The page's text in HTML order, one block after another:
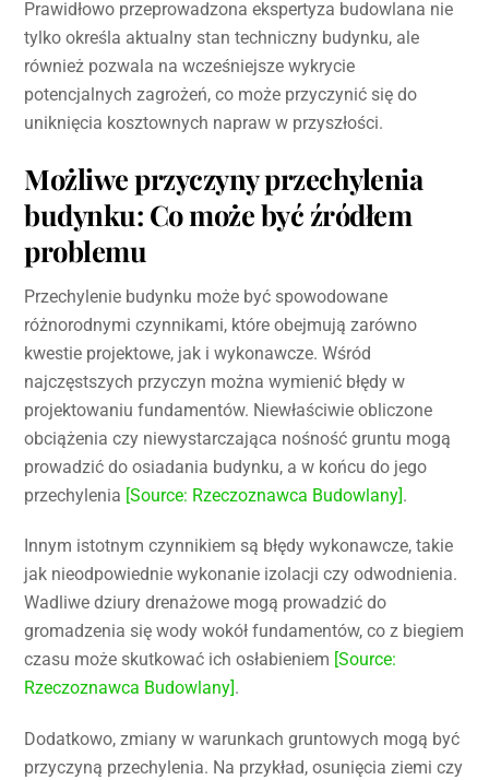
Prawidłowo przeprowadzona ekspertyza budowlana nie
tylko określa aktualny stan techniczny budynku, ale
również pozwala na wcześniejsze wykrycie
potencjalnych zagrożeń, co może przyczynić się do
uniknięcia kosztownych napraw w przyszłości.
Możliwe przyczyny przechylenia
budynku: Co może być źródłem
problemu
Przechylenie budynku może być spowodowane
różnorodnymi czynnikami, które obejmują zarówno
kwestie projektowe, jak i wykonawcze. Wśród
najczęstszych przyczyn można wymienić błędy w
projektowaniu fundamentów. Niewłaściwie obliczone
obciążenia czy niewystarczająca nośność gruntu mogą
prowadzić do osiadania budynku, a w końcu do jego
przechylenia [Source: Rzeczoznawca Budowlany].
Innym istotnym czynnikiem są błędy wykonawcze, takie
jak nieodpowiednie wykonanie izolacji czy odwodnienia.
Wadliwe dziury drenażowe mogą prowadzić do
gromadzenia się wody wokół fundamentów, co z biegiem
czasu może skutkować ich osłabieniem [Source:
Rzeczoznawca Budowlany].
Dodatkowo, zmiany w warunkach gruntowych mogą być
przyczyną przechylenia. Na przykład, osunięcia ziemi czy